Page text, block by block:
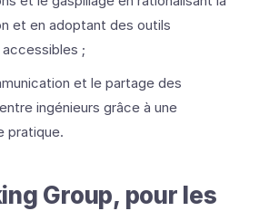
et en adoptant des outils
;
et le partage des
ingénieurs grâce à une
pratique.
Group, pour les